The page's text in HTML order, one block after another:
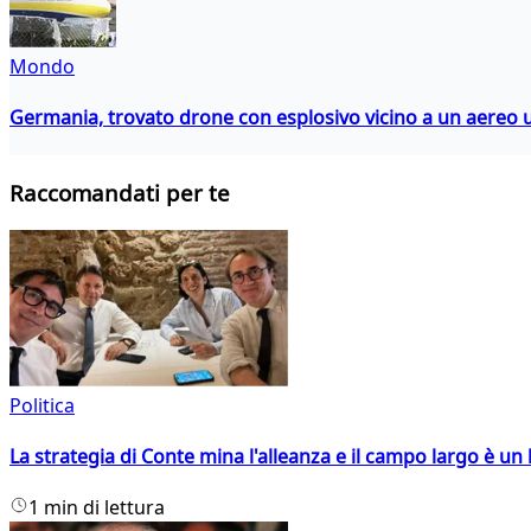
Mondo
Germania, trovato drone con esplosivo vicino a un aereo
Raccomandati per te
Politica
La strategia di Conte mina l'alleanza e il campo largo è
1 min di lettura